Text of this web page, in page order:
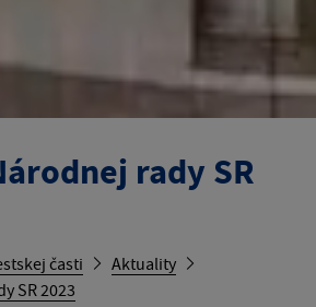
rady SR
časti
Aktuality
SR 2023